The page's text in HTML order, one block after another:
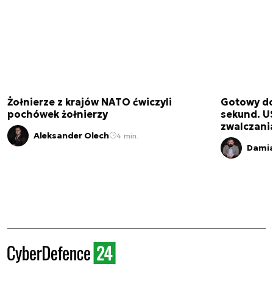
Żołnierze z krajów NATO ćwiczyli
pochówek żołnierzy
Aleksander Olech 4 min.
Gotowy
sekund.